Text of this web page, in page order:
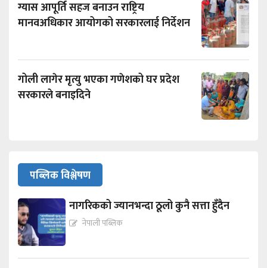
ग्यास आपूर्ति सहज बनाउन राष्ट्रिय
मानवअधिकार आयोगको सरकारलाई निर्देशन
गोली लागेर मृत्यु भएका गणेशको घर प्रदेश
सरकारले बनाइदिने
पब्लिक विश्लेषण
नागरिकको ज्यानभन्दा ठूलो कुनै सत्ता हुँदैन
नेपाली पब्लिक